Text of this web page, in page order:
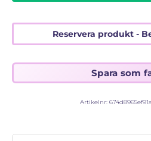
ALLMÄNNA VILLKOR
STORLEKSGUIDE FÖR RINGAR
SÅ FUNGERAR KÖP MED
Reservera produkt -
Artikelnr: